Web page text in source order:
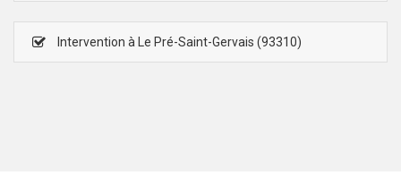
Intervention à Le Pré-Saint-Gervais (93310)